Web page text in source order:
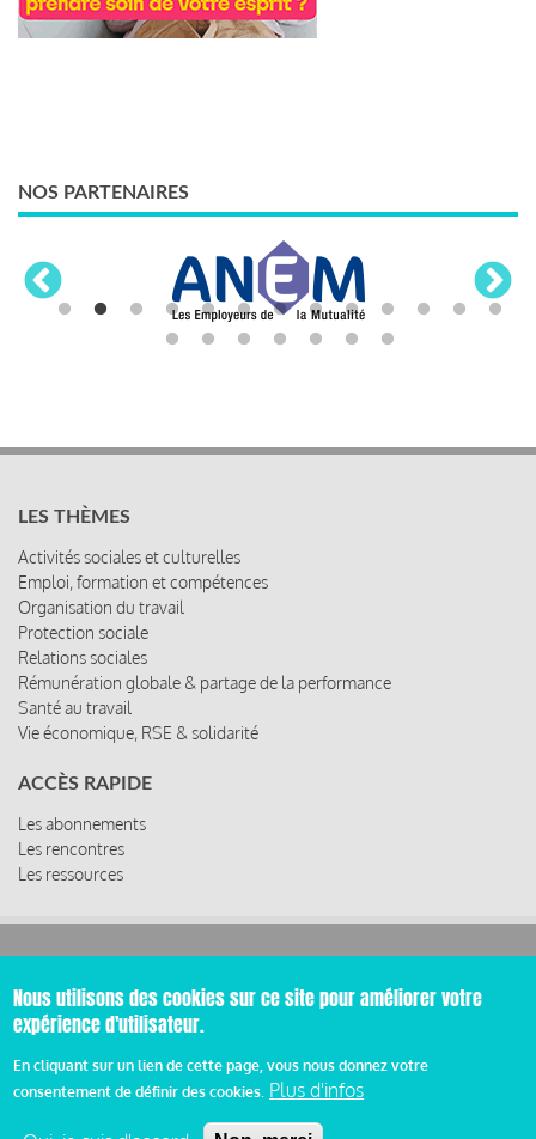
NOS PARTENAIRES
LES THÈMES
Activités sociales et culturelles
Emploi, formation et compétences
Organisation du travail
Protection sociale
Relations sociales
Rémunération globale & partage de la performance
Santé au travail
Vie économique, RSE & solidarité
ACCÈS RAPIDE
Les abonnements
Les rencontres
Les ressources
Pied
de
Mentions légales et condition générale d’utilisation et
Nous utilisons des cookies sur ce site pour améliorer votre
expérience d'utilisateur.
En cliquant sur un lien de cette page, vous nous donnez votre
consentement de définir des cookies. Plus d'infos